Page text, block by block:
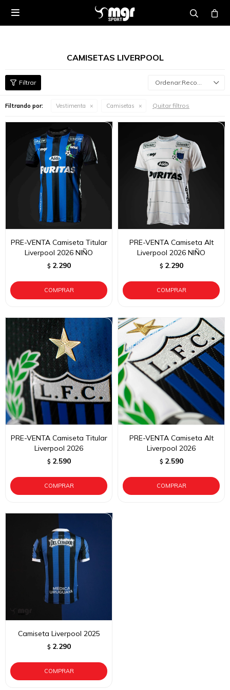

CAMISETAS LIVERPOOL
Recomendados
Filtrando por: Vestimenta Camisetas Quitar filtros
PRE-VENTA Camiseta Titular
Liverpool 2026 NIÑO
$ 2.290
PRE-VENTA Camiseta Alt
Liverpool 2026 NIÑO
$ 2.290
PRE-VENTA Camiseta Titular
Liverpool 2026
$ 2.590
PRE-VENTA Camiseta Alt
Liverpool 2026
$ 2.590
Camiseta Liverpool 2025
$ 2.290